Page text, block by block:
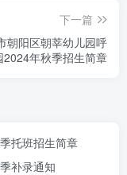
间，按
下一篇
朝阳区朝莘幼儿园呼
2024年秋季招生简章
托班招生简章
补录通知